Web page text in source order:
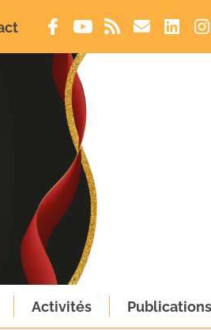
Activités Publications